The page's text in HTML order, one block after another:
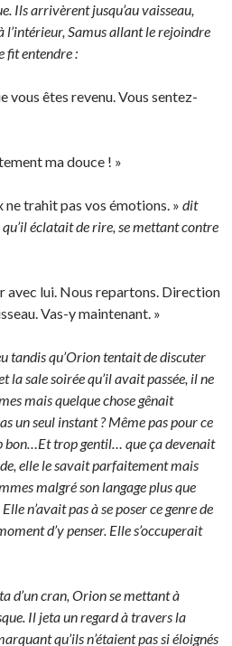
Ils arrivèrent jusqu’au vaisseau,
Samus allant le rejoindre
fit entendre :
vous êtes revenu. Vous sentez-
ma douce ! »
trahit pas vos émotions. » dit
éclatait de rire, se mettant contre
avec lui. Nous repartons. Direction
Vas-y maintenant. »
tandis qu’Orion tentait de discuter
la sale soirée qu’il avait passée, il ne
mais quelque chose gênait
un seul instant ? Même pas pour ce
bon…Et trop gentil… que ça devenait
elle le savait parfaitement mais
malgré son langage plus que
n’avait pas à se poser ce genre de
d’y penser. Elle s’occuperait
d’un cran, Orion se mettant à
Il jeta un regard à travers la
qu’ils n’étaient pas si éloignés